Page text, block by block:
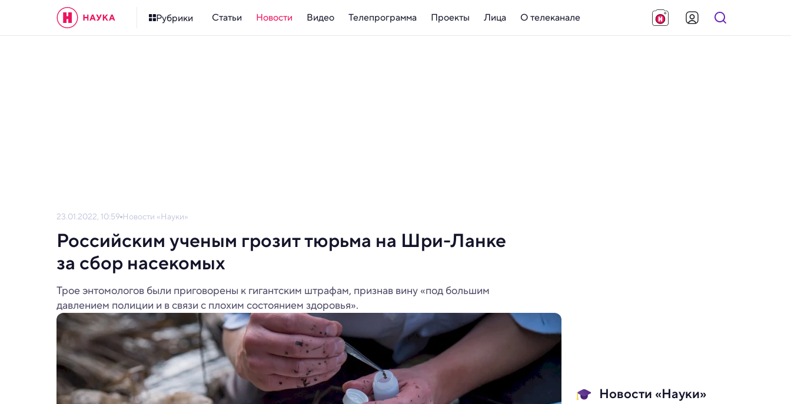
Рубрики Статьи Новости Видео Телепрограмма Проекты Лица О телеканале
23.01.2022, 10:59 Новости «Науки»
Российским ученым грозит тюрьма на Шри-Ланке
за сбор насекомых
Трое энтомологов были приговорены к гигантским штрафам, признав вину «под большим
давлением полиции и в связи с плохим состоянием здоровья».
Новости «Науки»